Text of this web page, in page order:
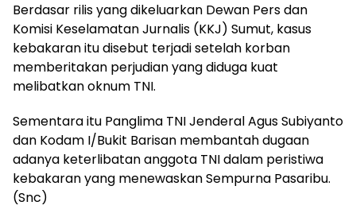
Berdasar rilis yang dikeluarkan Dewan Pers dan
Komisi Keselamatan Jurnalis (KKJ) Sumut, kasus
kebakaran itu disebut terjadi setelah korban
memberitakan perjudian yang diduga kuat
melibatkan oknum TNI.
Sementara itu Panglima TNI Jenderal Agus Subiyanto
dan Kodam I/Bukit Barisan membantah dugaan
adanya keterlibatan anggota TNI dalam peristiwa
kebakaran yang menewaskan Sempurna Pasaribu.
(Snc)